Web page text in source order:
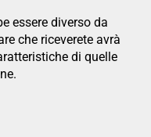
essere diverso da
che riceverete avrà
di quelle